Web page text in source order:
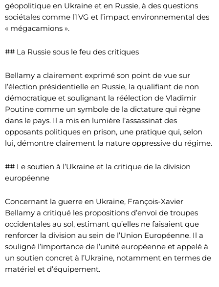
géopolitique en Ukraine et en Russie, à des questions
sociétales comme l’IVG et l’impact environnemental des
« mégacamions ».
## La Russie sous le feu des critiques
Bellamy a clairement exprimé son point de vue sur
l’élection présidentielle en Russie, la qualifiant de non
démocratique et soulignant la réélection de Vladimir
Poutine comme un symbole de la dictature qui règne
dans le pays. Il a mis en lumière l’assassinat des
opposants politiques en prison, une pratique qui, selon
lui, démontre clairement la nature oppressive du régime.
## Le soutien à l’Ukraine et la critique de la division
européenne
Concernant la guerre en Ukraine, François-Xavier
Bellamy a critiqué les propositions d’envoi de troupes
occidentales au sol, estimant qu’elles ne faisaient que
renforcer la division au sein de l’Union Européenne. Il a
souligné l’importance de l’unité européenne et appelé à
un soutien concret à l’Ukraine, notamment en termes de
matériel et d’équipement.